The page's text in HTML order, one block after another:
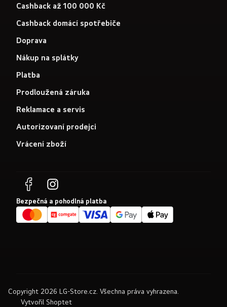
Cashback až 100 000 Kč
Cashback domácí spotřebiče
Doprava
Nákup na splátky
Platba
Prodloužená záruka
Reklamace a servis
Autorizovaní prodejci
Vrácení zboží
Bezpečná a pohodlná platba
Vytvořil Shoptet
Copyright 2026 LG-Store.cz . Všechna práva vyhrazena.